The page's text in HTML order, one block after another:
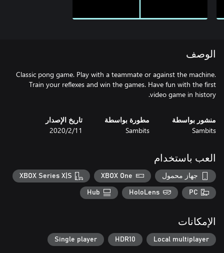
الوصف
Classic pong game. Play with a teammate or against the machine.
Train your reflexes and win the games. Have fun with the first
video game in history.
منشور بواسطة
Sambits
مطورة بواسطة
Sambits
تاريخ الإصدار
11‏/2‏/2020
العب باستخدام
جهاز محمول XBOX One
XBOX Series X|S
PC
HoloLens
Hub
الإمكانات
Local multiplayer
HDR10
Single player